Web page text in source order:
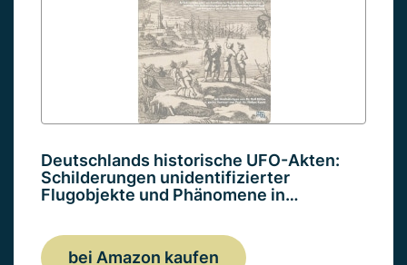
Deutschlands historische UFO-Akten:
Schilderungen unidentifizierter
Flugobjekte und Phänomene in…
bei Amazon kaufen